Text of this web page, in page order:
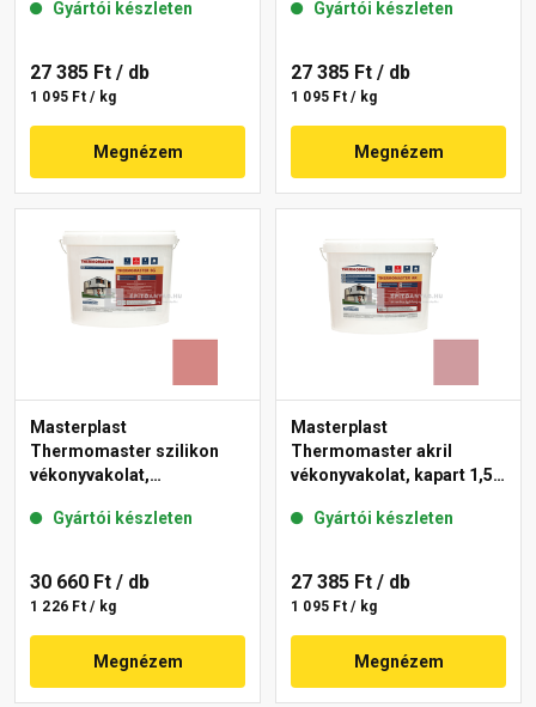
Gyártói készleten
27 385 Ft / db
1 095 Ft / kg
Megnézem
Gyártói készleten
27 385 Ft / db
1 095 Ft / kg
Megnézem
Masterplast
Thermomaster szilikon
vékonyvakolat,
21-D 25 kg
Gyártói készleten
30 660 Ft / db
1 226 Ft / kg
Megnézem
Masterplast
Thermomaster akril
vékonyvakolat, kapart 1,5
Gyártói készleten
27 385 Ft / db
1 095 Ft / kg
Megnézem